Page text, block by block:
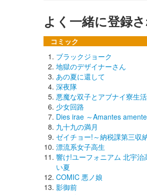
よく一緒に登録
コミック
ブラックジョーク
地獄のデザイナーさん
あの夏に還して
深夜隊
悪魔な双子とアブナイ寮生活
少女回路
Dies irae ～Amantes
九十九の満月
ゼイチョー!～納税課第三収
漂流系女子高生
響け!ユーフォニアム 北宇
い夏
COMIC 悪ノ娘
影御前